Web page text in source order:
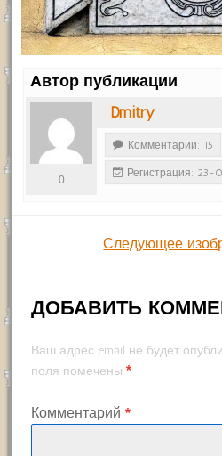
Автор публикации
Dmitry
0
Комментарии: 15
Регистрация: 23-
Следующее
ДОБАВИТЬ
Ваш адрес email не будет
поля помечены *
Комментарий *